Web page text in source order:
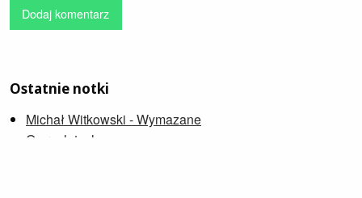
Dodaj komentarz
Ostatnie notki
Michał Witkowski - Wymazane
O przelotach